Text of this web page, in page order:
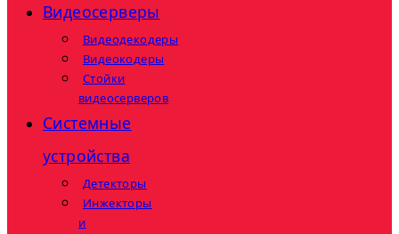
Видеосерверы
Видеодекодеры
Видеокодеры
Стойки
видеосерверов
Системные
устройства
Детекторы
Инжекторы
и